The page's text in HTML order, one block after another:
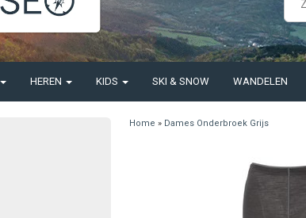
HEREN KIDS SKI & SNOW WANDELEN
Home » Dames Onderbroek Grijs